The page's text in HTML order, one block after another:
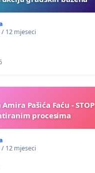
12 mjeseci
Pašića Faću - STOP
procesima
12 mjeseci